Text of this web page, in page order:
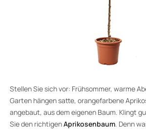
Stellen Sie sich vor: Frühsommer, warme
Garten hängen satte, orangefarbene
angebaut, aus dem eigenen Baum. Klingt
Sie den richtigenAprikosenbaum. Denn